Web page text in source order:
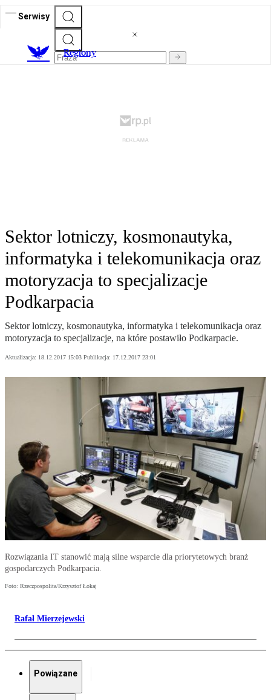
Serwisy
Regiony
Sektor lotniczy, kosmonautyka,
informatyka i telekomunikacja oraz
motoryzacja to specjalizacje
Podkarpacia
Sektor lotniczy, kosmonautyka, informatyka i telekomunikacja oraz
motoryzacja to specjalizacje, na które postawiło Podkarpacie.
Aktualizacja: 18.12.2017 15:03 Publikacja: 17.12.2017 23:01
Rozwiązania IT stanowić mają silne wsparcie dla priorytetowych branż
gospodarczych Podkarpacia.
Foto: Rzeczpospolita/Krzysztof Łokaj
Rafał Mierzejewski
Powiązane